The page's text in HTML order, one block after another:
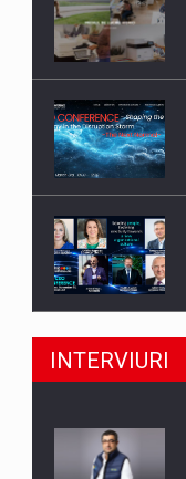
INTERVIURI